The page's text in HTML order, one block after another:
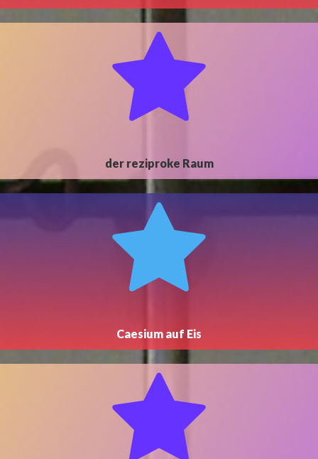
der reziproke Raum
Caesium auf Eis